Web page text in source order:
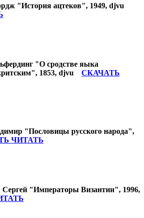
"История ацтеков", 1949, djvu
"О сродстве яыка
1853, djvu СКАЧАТЬ
"Пословицы русского народа",
ЧИТАТЬ
"Императоры Византии", 1996,